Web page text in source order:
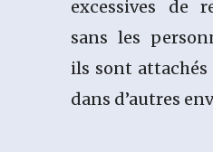
excessives de
sans les
ils sont
dans d’autres